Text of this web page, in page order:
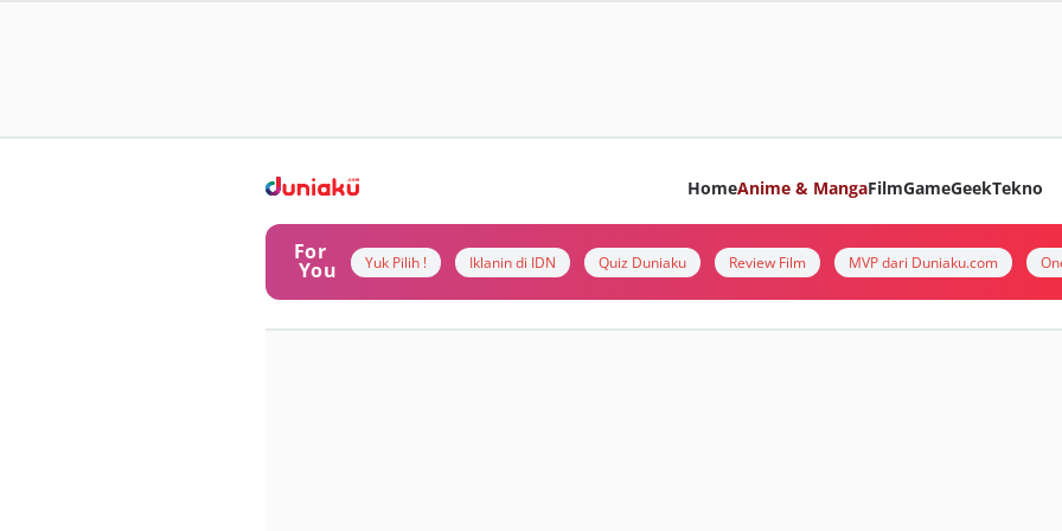
HomeAnime & MangaFilmGameGeekTekno
For
You Yuk Pilih ! Iklanin di IDN Quiz Duniaku Review Film MVP dari Duniaku.com